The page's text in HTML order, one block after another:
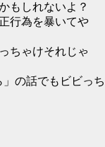
もしれないよ？
行為を暴いてや
ちゃけそれじゃ
の話でもビビっち